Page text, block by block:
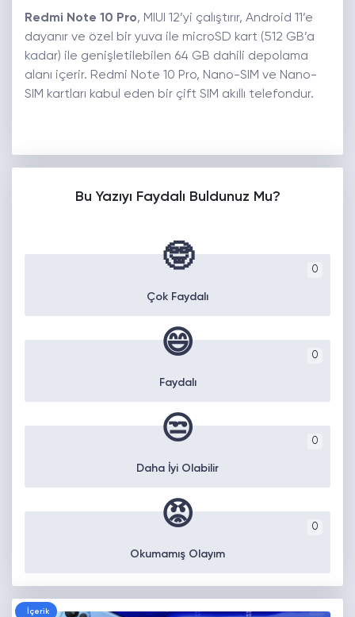
Redmi Note 10 Pro, MIUI 12’yi çalıştırır, Android 11’e
dayanır ve özel bir yuva ile microSD kart (512 GB’a
kadar) ile genişletilebilen 64 GB dahili depolama
alanı içerir. Redmi Note 10 Pro, Nano-SIM ve Nano-
SIM kartları kabul eden bir çift SIM akıllı telefondur.
Bu Yazıyı Faydalı Buldunuz Mu?
0
🤓
Çok Faydalı
0
😄
Faydalı
0
😒
Daha İyi Olabilir
0
😡
Okumamış Olayım
İçerik